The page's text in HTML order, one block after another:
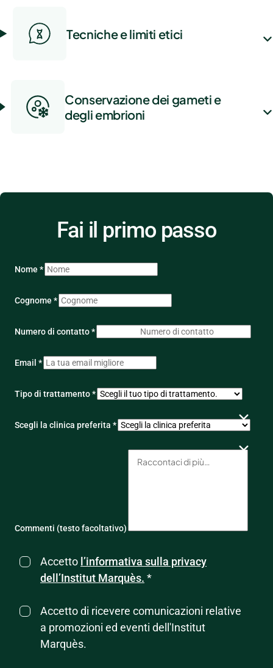
Tecniche e limiti etici
Conservazione dei gameti e
degli embrioni
Fai il primo passo
Nome *
Cognome *
Numero di contatto *
Email *
Tipo di trattamento *
Scegli la clinica preferita *
Commenti (testo facoltativo)
Accetto l’informativa sulla privacy
dell’Institut Marquès. *
Accetto di ricevere comunicazioni relative
a promozioni ed eventi dell'Institut
Marquès.